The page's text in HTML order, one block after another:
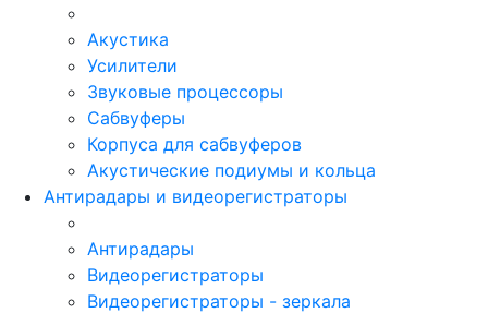
Акустика
Усилители
Звуковые процессоры
Сабвуферы
Корпуса для сабвуферов
Акустические подиумы и кольца
Антирадары и видеорегистраторы
Антирадары
Видеорегистраторы
Видеорегистраторы - зеркала